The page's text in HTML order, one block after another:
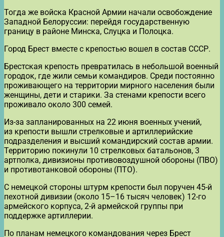
Тогда же войска Красной Армии начали освобождение
Западной Белоруссии: перейдя государственную
границу в районе Минска, Слуцка и Полоцка.
Город Брест вместе с крепостью вошел в состав СССР.
Брестская крепость превратилась в небольшой военный
городок, где жили семьи командиров. Среди постоянно
проживающего на территории мирного населения были
женщины, дети и старики. За стенами крепости всего
проживало около 300 семей.
Из-за запланированных на 22 июня военных учений,
из крепости вышли стрелковые и артиллерийские
подразделения и высший командирский состав армии.
Территорию покинули 10 стрелковых батальонов, 3
артполка, дивизионы противовоздушной обороны (ПВО)
и противотанковой обороны (ПТО).
С немецкой стороны штурм крепости был поручен 45-й
пехотной дивизии (около 15–16 тысяч человек) 12-го
армейского корпуса, 2-й армейской группы при
поддержке артиллерии.
По планам немецкого командования через Брест